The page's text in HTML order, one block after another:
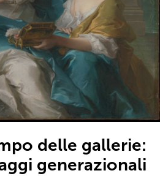
delle gallerie:
generazionali